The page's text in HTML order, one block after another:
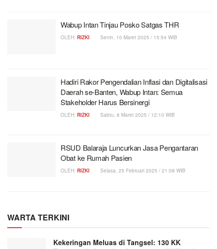
Wabup Intan Tinjau Posko Satgas THR
OLEH: RIZKI Senin, 10 Maret 2025 / 15:54 WIB
Hadiri Rakor Pengendalian Inflasi dan Digitalisasi
Daerah se-Banten, Wabup Intan: Semua
Stakeholder Harus Bersinergi
OLEH: RIZKI Sabtu, 8 Maret 2025 / 12:10 WIB
RSUD Balaraja Luncurkan Jasa Pengantaran
Obat ke Rumah Pasien
OLEH: RIZKI Selasa, 25 Februari 2025 / 21:08 WIB
WARTA TERKINI
Kekeringan Meluas di Tangsel: 130 KK